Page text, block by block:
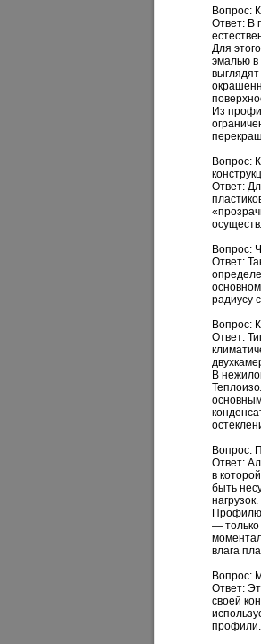
Вопрос:
Ответ: В
Для
эмалью в
Из
Вопрос:
Ответ:
Вопрос:
Ответ:
радиусу
Вопрос:
Ответ:
В
Вопрос:
Ответ:
в
быть
нагрузок.
Профилю
— только
влага
Вопрос:
Ответ:
своей
профили.